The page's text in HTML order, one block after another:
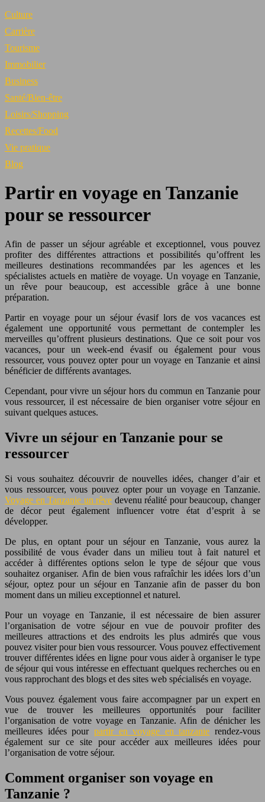
Culture
Carrière
Tourisme
Immobilier
Business
Santé/Bien-être
Loisirs/Shopping
Recettes/Food
Vie pratique
Blog
Partir en voyage en Tanzanie
pour se ressourcer
Afin de passer un séjour agréable et exceptionnel, vous pouvez
profiter des différentes attractions et possibilités qu’offrent les
meilleures destinations recommandées par les agences et les
spécialistes actuels en matière de voyage. Un voyage en Tanzanie,
un rêve pour beaucoup, est accessible grâce à une bonne
préparation.
Partir en voyage pour un séjour évasif lors de vos vacances est
également une opportunité vous permettant de contempler les
merveilles qu’offrent plusieurs destinations. Que ce soit pour vos
vacances, pour un week-end évasif ou également pour vous
ressourcer, vous pouvez opter pour un voyage en Tanzanie et ainsi
bénéficier de différents avantages.
Cependant, pour vivre un séjour hors du commun en Tanzanie pour
vous ressourcer, il est nécessaire de bien organiser votre séjour en
suivant quelques astuces.
Vivre un séjour en Tanzanie pour se
ressourcer
Si vous souhaitez découvrir de nouvelles idées, changer d’air et
vous ressourcer, vous pouvez opter pour un voyage en Tanzanie.
Voyage en Tanzanie un rêve devenu réalité pour beaucoup, changer
de décor peut également influencer votre état d’esprit à se
développer.
De plus, en optant pour un séjour en Tanzanie, vous aurez la
possibilité de vous évader dans un milieu tout à fait naturel et
accéder à différentes options selon le type de séjour que vous
souhaitez organiser. Afin de bien vous rafraîchir les idées lors d’un
séjour, optez pour un séjour en Tanzanie afin de passer du bon
moment dans un milieu exceptionnel et naturel.
Pour un voyage en Tanzanie, il est nécessaire de bien assurer
l’organisation de votre séjour en vue de pouvoir profiter des
meilleures attractions et des endroits les plus admirés que vous
pouvez visiter pour bien vous ressourcer. Vous pouvez effectivement
trouver différentes idées en ligne pour vous aider à organiser le type
de séjour qui vous intéresse en effectuant quelques recherches ou en
vous rapprochant des blogs et des sites web spécialisés en voyage.
Vous pouvez également vous faire accompagner par un expert en
vue de trouver les meilleures opportunités pour faciliter
l’organisation de votre voyage en Tanzanie. Afin de dénicher les
meilleures idées pour partir en voyage en tanzanie rendez-vous
également sur ce site pour accéder aux meilleures idées pour
l’organisation de votre séjour.
Comment organiser son voyage en
Tanzanie ?